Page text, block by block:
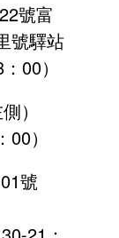
號富
驛站
）
）
00）
號
市)